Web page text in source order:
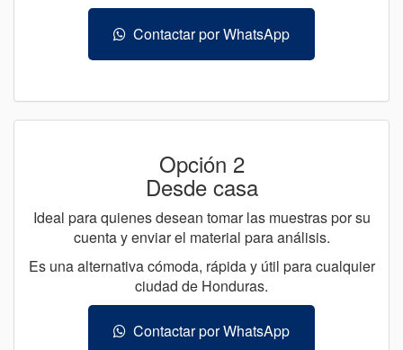
Contactar por WhatsApp
Opción 2
Desde casa
Ideal para quienes desean tomar las muestras por su
cuenta y enviar el material para análisis.
Es una alternativa cómoda, rápida y útil para cualquier
ciudad de Honduras.
Contactar por WhatsApp